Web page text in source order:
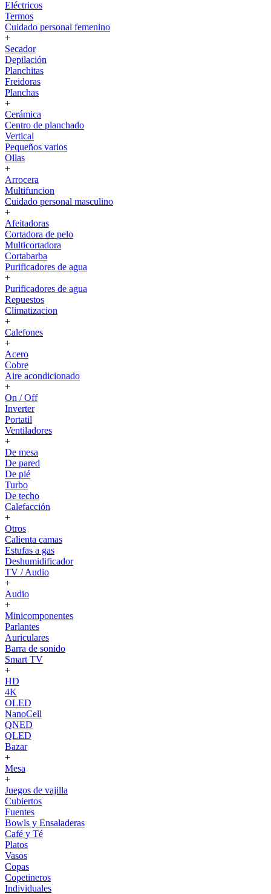
Eléctricos
Termos
Cuidado personal femenino
+
Secador
Depilación
Planchitas
Freidoras
Planchas
+
Cerámica
Centro de planchado
Vertical
Pequeños varios
Ollas
+
Arrocera
Multifuncion
Cuidado personal masculino
+
Afeitadoras
Cortadora de pelo
Multicortadora
Cortabarba
Purificadores de agua
+
Purificadores de agua
Repuestos
Climatizacion
+
Calefones
+
Acero
Cobre
Aire acondicionado
+
On / Off
Inverter
Portatil
Ventiladores
+
De mesa
De pared
De pié
Turbo
De techo
Calefacción
+
Otros
Calienta camas
Estufas a gas
Deshumidificador
TV / Audio
+
Audio
+
Minicomponentes
Parlantes
Auriculares
Barra de sonido
Smart TV
+
HD
4K
OLED
NanoCell
QNED
QLED
Bazar
+
Mesa
+
Juegos de vajilla
Cubiertos
Fuentes
Bowls y Ensaladeras
Café y Té
Platos
Vasos
Copas
Copetineros
Individuales